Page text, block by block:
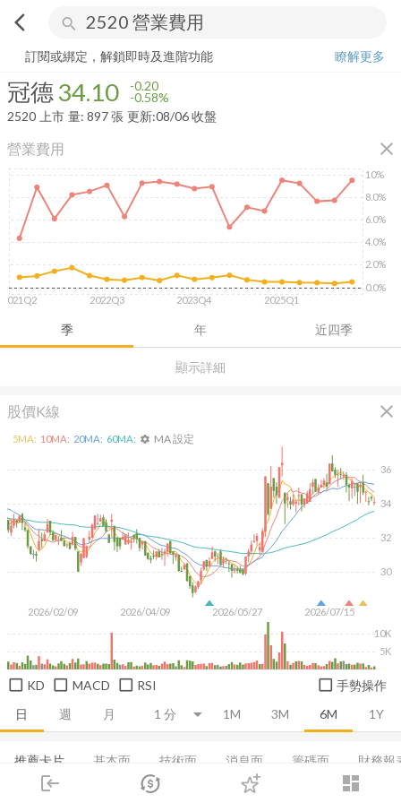
arrow_back_ios search
login dashboard
市場 登入
冠德 34.10-0.58%
訂閱或綁定，解鎖即時及進階功能
瞭解更多
冠德34.10 -0.20
-0.58%
2520 上市 量: 897張 更新:08/06 收盤
營業費用 close
顯示詳細
季 年 近四季
2021Q2 2022Q3 2023Q4 2025Q1
0.0%
2.0%
4.0%
6.0%
8.0%
10%
股價K線 close
日 週 月 1M 3M 6M 1Y
2026/02/09 2026/04/09 2026/05/27 2026/07/15
30
32
34
36
5K
10K
5MA: 10MA: 20MA: 60MA: settings MA 設定
KD MACD RSI 手勢操作
推薦卡片 基本面 技術面 消息面 籌碼面 財務報
EPS